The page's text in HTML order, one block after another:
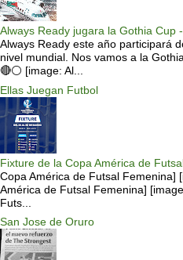
Always Ready jugara la Gothia Cup
Always Ready este año participará
nivel mundial. Nos vamos a la
🔴⚪️ [image: Al...
Ellas Juegan Futbol
Fixture de la Copa América de
Copa América de Futsal Femenina]
América de Futsal Femenina]
Futs...
San Jose de Oruro